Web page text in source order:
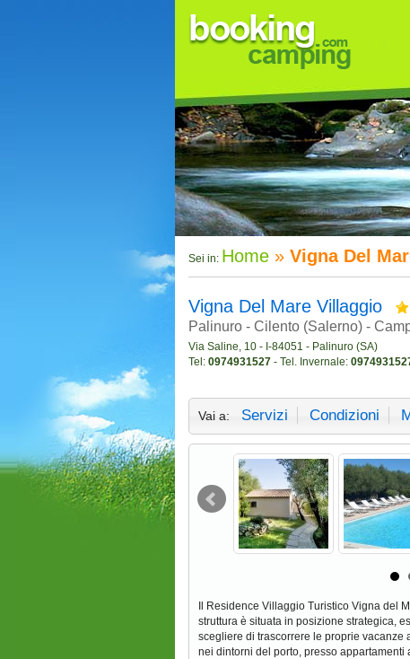
Sei in: Home» Vigna Del
Vigna Del Mare Villaggio
Palinuro - Cilento (Salerno) -
Via Saline, 10 - I-84051 - Palinuro (SA)
Tel: 0974931527- Tel. Invernale:
Vai a: Servizi Condizioni
Il Residence Villaggio Turistico Vigna del
struttura è situata in posizione strategica,
scegliere di trascorrere le proprie vacanze
nei dintorni del porto, presso